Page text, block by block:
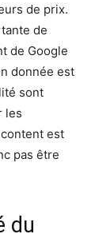
de prix.
de
de Google
donnée est
sont
les
est
pas être
du